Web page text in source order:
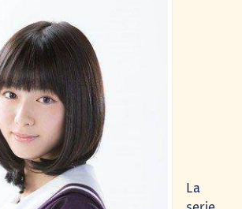
La